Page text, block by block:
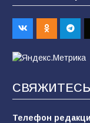
«Пургу нести
заявления о
«Слухами
заявления
отчаяние, а
Телефон